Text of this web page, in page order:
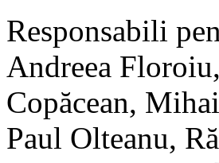
Responsabili
Andreea
Copăcean,
Paul Olteanu,